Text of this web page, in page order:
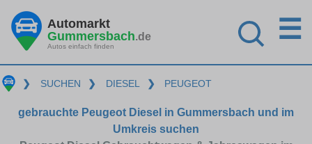
Automarkt
Gummersbach.de
Autos einfach finden
☰
❯ SUCHEN ❯ DIESEL ❯ PEUGEOT
gebrauchte Peugeot Diesel in Gummersbach und im
Umkreis suchen